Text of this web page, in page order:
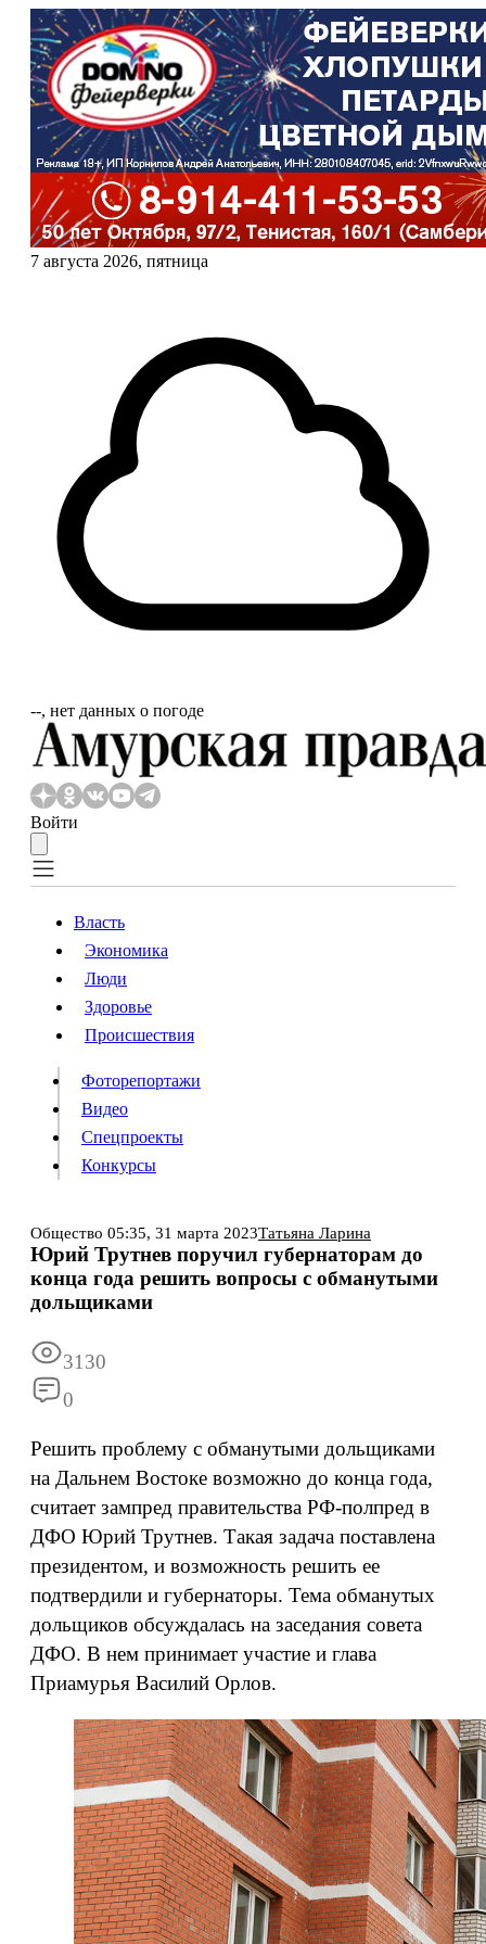
7 августа 2026, пятница
‐‐, нет данных о погоде
Войти
Власть
Происшествия
Видео
Конкурсы
Информация Подписка РекламаВсе новости Архив
Власть
Экономика
Люди
Здоровье
Происшествия
Фоторепортажи
Видео
Спецпроекты
Конкурсы
Общество 05:35, 31 марта 2023Татьяна Ларина
Юрий Трутнев поручил губернаторам до
конца года решить вопросы с обманутыми
дольщиками
3130
0
Решить проблему с обманутыми дольщиками
на Дальнем Востоке возможно до конца года,
считает зампред правительства РФ-полпред в
ДФО Юрий Трутнев. Такая задача поставлена
президентом, и возможность решить ее
подтвердили и губернаторы. Тема обманутых
дольщиков обсуждалась на заседания совета
ДФО. В нем принимает участие и глава
Приамурья Василий Орлов.